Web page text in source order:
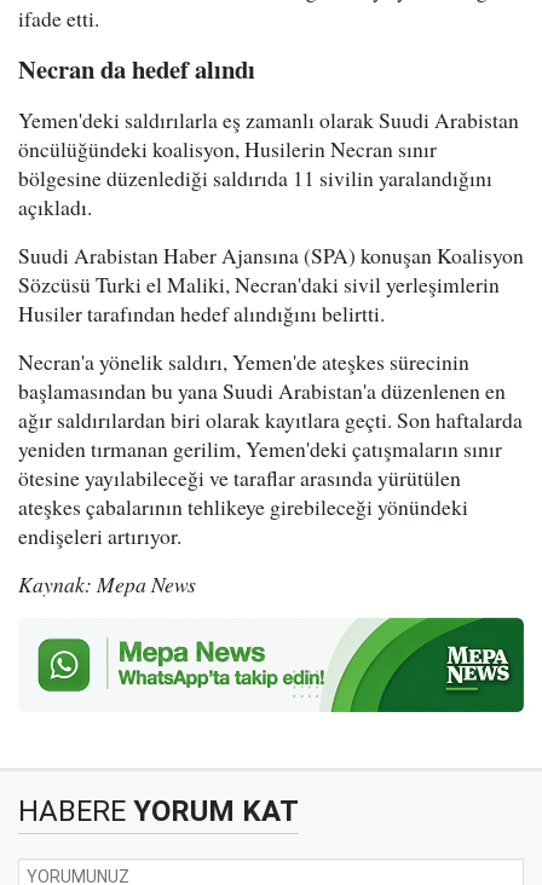
ifade etti.
Necran da hedef alındı
Yemen'deki saldırılarla eş zamanlı olarak Suudi Arabistan
öncülüğündeki koalisyon, Husilerin Necran sınır
bölgesine düzenlediği saldırıda 11 sivilin yaralandığını
açıkladı.
Suudi Arabistan Haber Ajansına (SPA) konuşan Koalisyon
Sözcüsü Turki el Maliki, Necran'daki sivil yerleşimlerin
Husiler tarafından hedef alındığını belirtti.
Necran'a yönelik saldırı, Yemen'de ateşkes sürecinin
başlamasından bu yana Suudi Arabistan'a düzenlenen en
ağır saldırılardan biri olarak kayıtlara geçti. Son haftalarda
yeniden tırmanan gerilim, Yemen'deki çatışmaların sınır
ötesine yayılabileceği ve taraflar arasında yürütülen
ateşkes çabalarının tehlikeye girebileceği yönündeki
endişeleri artırıyor.
Kaynak: Mepa News
HABERE YORUM KAT